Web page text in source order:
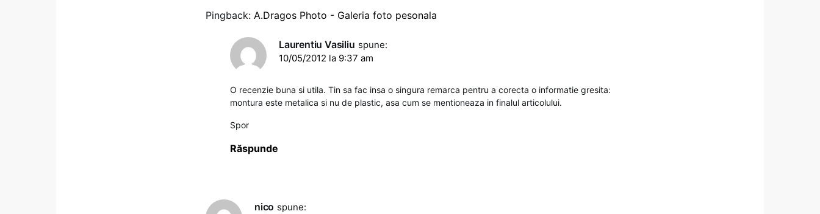
Pingback: A.Dragos Photo - Galeria foto pesonala
Laurentiu Vasiliu spune:
10/05/2012 la 9:37 am
O recenzie buna si utila. Tin sa fac insa o singura remarca pentru a corecta o informatie gresita:
montura este metalica si nu de plastic, asa cum se mentioneaza in finalul articolului.
Spor
Răspunde
nico spune: